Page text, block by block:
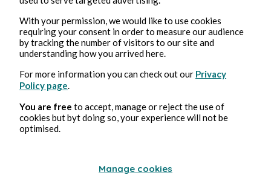
Du coffre et des avoirs...
With your permission, we would like to use cookies
requiring your consent in order to measure our audience
by tracking the number of visitors to our site and
understanding how you arrived here.
For more information you can check out our Privacy
Policy page
You are free to accept, manage or reject the use of
cookies but byt doing so, your experience will not be
optimised.
Manage cookies